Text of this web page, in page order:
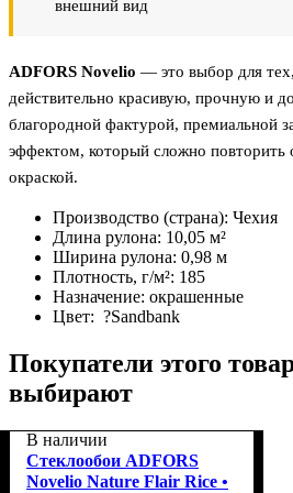
внешний вид
ADFORS Novelio — это выбор для
действительно красивую, прочную и
благородной фактурой, премиальной
эффектом, который сложно
окраской.
Производство (страна): Чехия
Длина рулона: 10,05 м²
Ширина рулона: 0,98 м
Плотность, г/м²: 185
Назначение: окрашенные
Цвет: ?Sandbank
Покупатели этого
выбирают
В наличии
Стеклообои ADFORS
Novelio Nature Flair Rice •